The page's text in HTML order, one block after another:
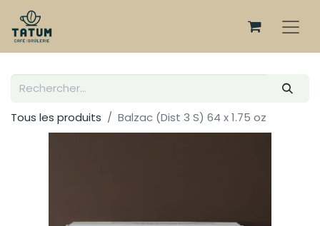
Tous les produits Balzac (Dist 3 S) 64 x 1.75 oz